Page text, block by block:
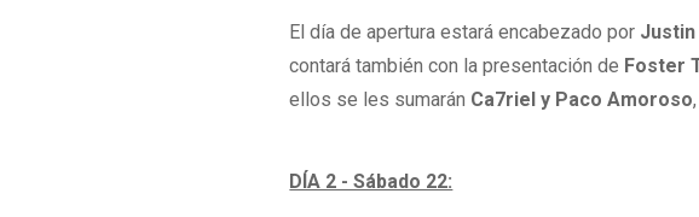
El día de apertura estará encabezado por
contará también con la presentación de Foster
ellos se les sumarán Ca7riel y Paco Amoroso,
DÍA 2 - Sábado 22: